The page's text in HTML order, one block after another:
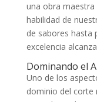
una obra
habilidad de
de sabores hasta
excelencia
Dominando el
Uno de los
dominio del corte